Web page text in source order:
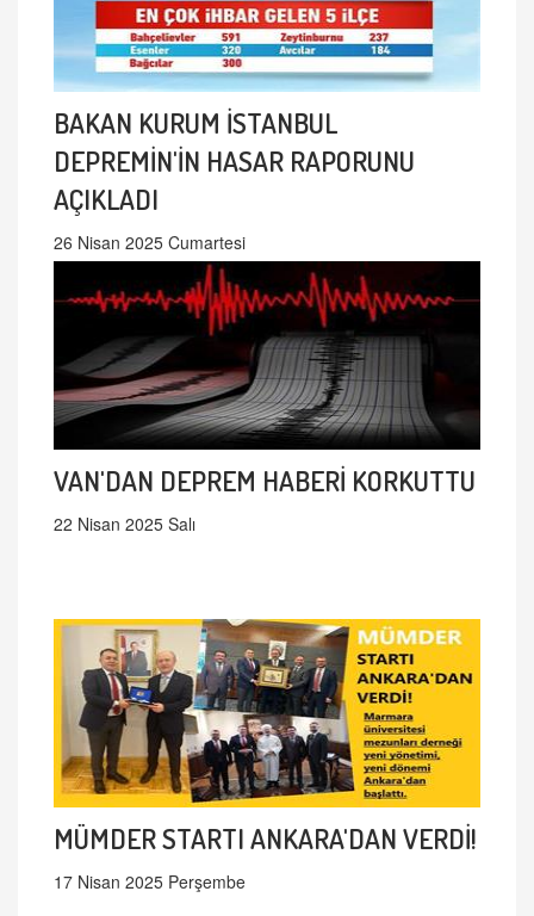
BAKAN KURUM İSTANBUL
DEPREMİN'İN HASAR RAPORUNU
AÇIKLADI
26 Nisan 2025 Cumartesi
VAN'DAN DEPREM HABERİ KORKUTTU
22 Nisan 2025 Salı
MÜMDER STARTI ANKARA'DAN VERDİ!
17 Nisan 2025 Perşembe